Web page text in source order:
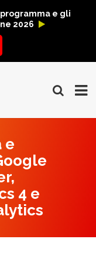
e gli
2026
e
4 e